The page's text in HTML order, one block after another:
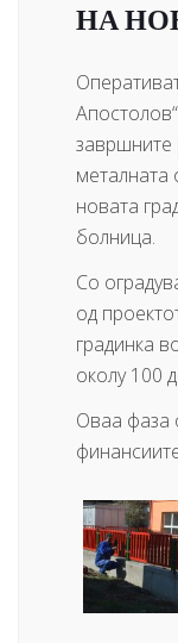
НА
завршните
металната
новата
болница.
Со
од
градинка
околу 100
Оваа фаза